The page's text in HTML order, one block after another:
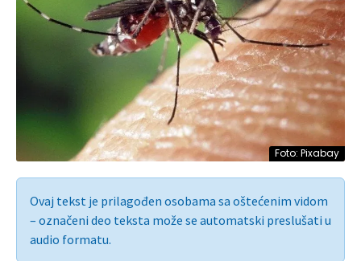
Foto: Pixabay
Ovaj tekst je prilagođen osobama sa oštećenim vidom
– označeni deo teksta može se automatski preslušati u
audio formatu.